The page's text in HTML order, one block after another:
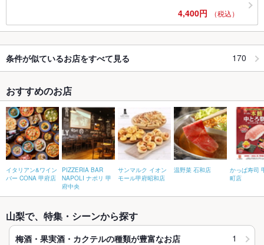
4,400円 （税込）
条件が似ているお店をすべて見る 170
おすすめのお店
イタリアン&ワイン
バー CONA 甲府店
PIZZERIA BAR
NAPOLI ナポリ 甲
府中央
サンマルク イオン
モール甲府昭和店
温野菜 石和店
かっぱ寿司
町店
山梨で、特集・シーンから探す
梅酒・果実酒・カクテルの種類が豊富なお店 1